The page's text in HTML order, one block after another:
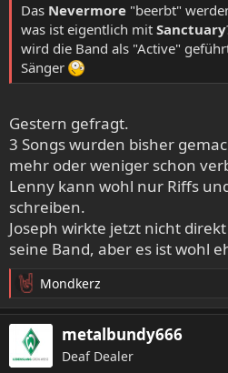
Das Nevermore "beerbt"
was ist eigentlich mit Sanctuary
wird die Band als "Active"
Sänger
Gestern gefragt.
3 Songs wurden bisher
mehr oder weniger schon
Lenny kann wohl nur Riffs
schreiben.
Joseph wirkte jetzt nicht
seine Band, aber es ist wohl
R
e
a
t
Mondkerz
metalbundy666
Deaf Dealer